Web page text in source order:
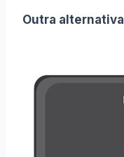
Outra alternativa